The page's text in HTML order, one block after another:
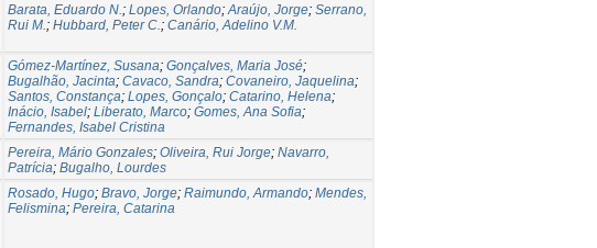
Barata, Eduardo N.; Lopes, Orlando;Araújo, Jorge; Serrano,
Rui M.; Hubbard, Peter C.; Canário, Adelino V.M.
Gómez-Martínez, Susana; Gonçalves, Maria José;
Bugalhão, Jacinta; Cavaco, Sandra; Covaneiro, Jaquelina;
Santos, Constança; Lopes, Gonçalo; Catarino, Helena;
Inácio, Isabel; Liberato, Marco; Gomes, Ana Sofia;
Fernandes, Isabel Cristina
Pereira, Mário Gonzales; Oliveira, Rui Jorge; Navarro,
Patrícia; Bugalho, Lourdes
Rosado, Hugo; Bravo, Jorge; Raimundo, Armando; Mendes,
Felismina; Pereira, Catarina